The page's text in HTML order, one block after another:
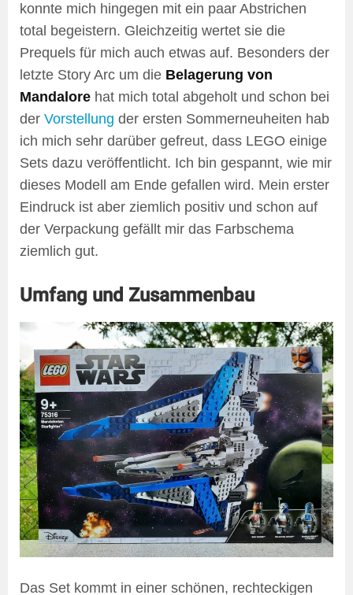
konnte mich hingegen mit ein paar Abstrichen
total begeistern. Gleichzeitig wertet sie die
Prequels für mich auch etwas auf. Besonders der
letzte Story Arc um die Belagerung von
Mandalore hat mich total abgeholt und schon bei
der Vorstellung der ersten Sommerneuheiten hab
ich mich sehr darüber gefreut, dass LEGO einige
Sets dazu veröffentlicht. Ich bin gespannt, wie mir
dieses Modell am Ende gefallen wird. Mein erster
Eindruck ist aber ziemlich positiv und schon auf
der Verpackung gefällt mir das Farbschema
ziemlich gut.
Umfang und Zusammenbau
Das Set kommt in einer schönen, rechteckigen